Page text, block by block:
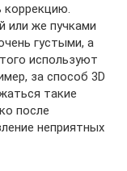
коррекцию.
или же пучками
густыми, а
используют
за способ 3D
такие
после
неприятных